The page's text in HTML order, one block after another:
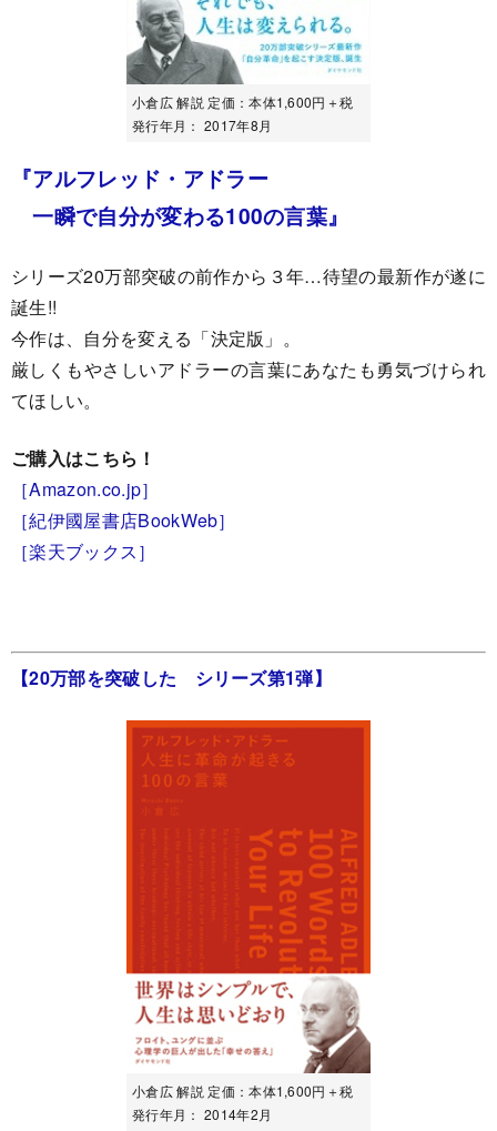
小倉広 解説 定価：本体1,600円＋税
発行年月： 2017年8月
『アルフレッド・アドラー
一瞬で自分が変わる100の言葉』
シリーズ20万部突破の前作から３年…待望の最新作が遂に
誕生!!
今作は、自分を変える「決定版」。
厳しくもやさしいアドラーの言葉にあなたも勇気づけられ
てほしい。
ご購入はこちら！
［Amazon.co.jp］
［紀伊國屋書店BookWeb］
［楽天ブックス］
【20万部を突破した シリーズ第1弾】
小倉広 解説 定価：本体1,600円＋税
発行年月： 2014年2月